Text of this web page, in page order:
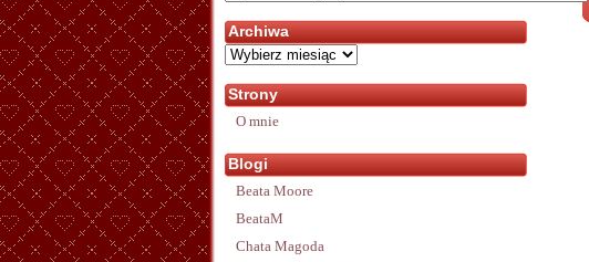
Archiwa
Archiwa
Strony
O mnie
Blogi
Beata Moore
BeataM
Chata Magoda